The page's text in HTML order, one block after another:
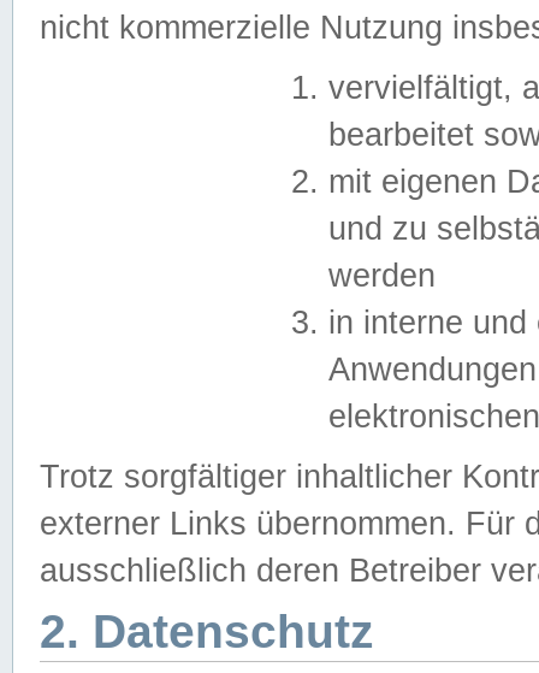
nicht kommerzielle Nutzung
vervielfältigt,
bearbeitet
mit eigenen
und zu
werden
in interne
Trotz sorgfältiger inhaltlicher
externer Links übernommen. Für
ausschließlich deren Betreiber
2. Datenschutz